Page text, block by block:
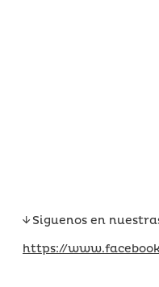
Siguenos en
https://